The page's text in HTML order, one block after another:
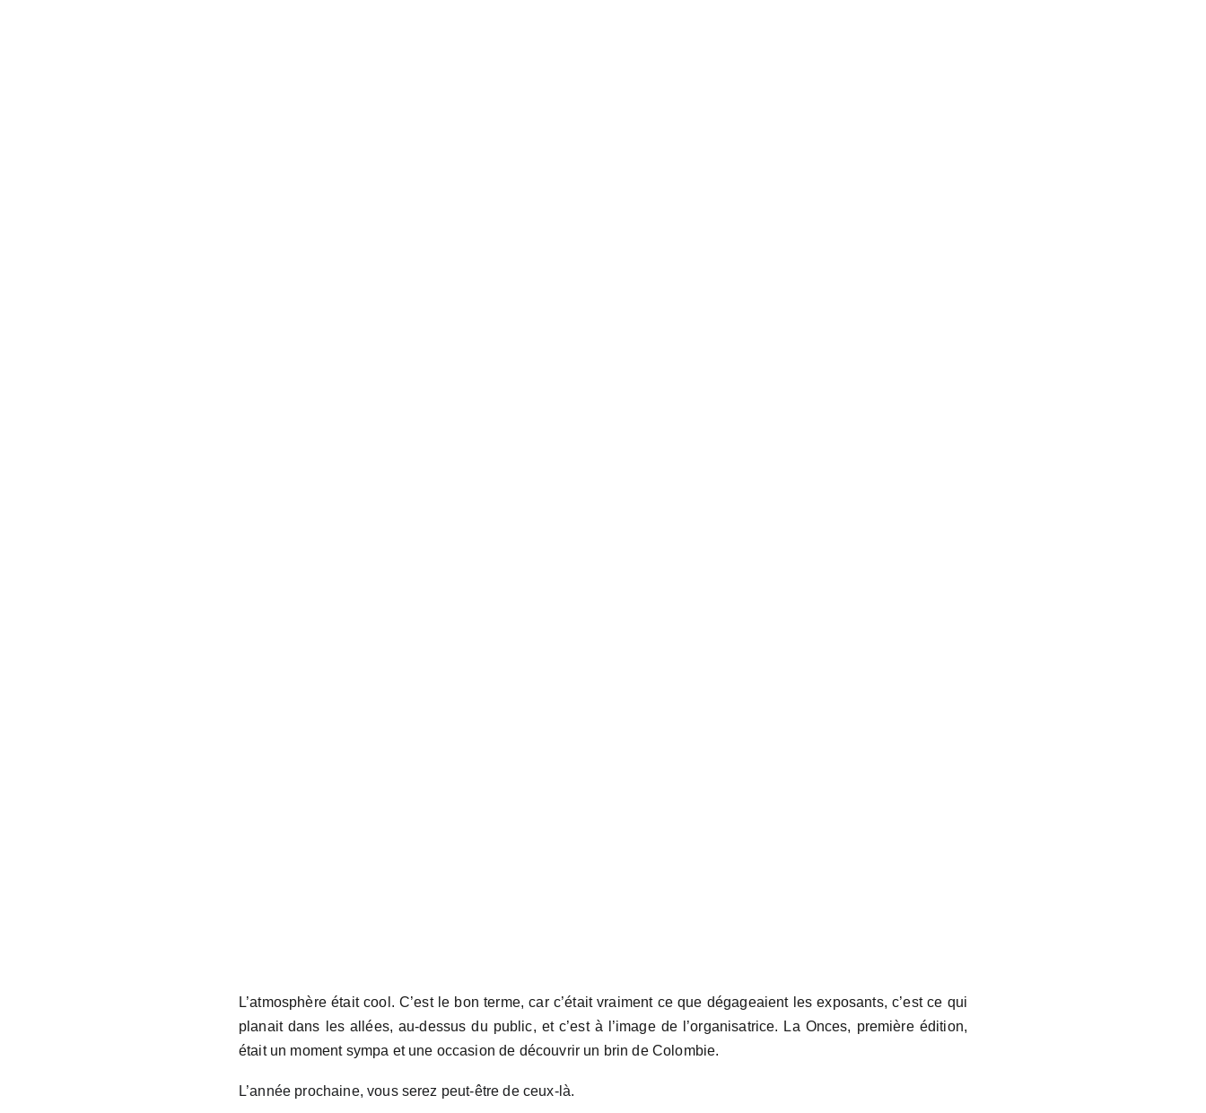
L’atmosphère était cool. C’est le bon terme, car c’était vraiment ce que dégageaient les exposants, c’est ce qui
planait dans les allées, au-dessus du public, et c’est à l’image de l’organisatrice. La Onces, première édition,
était un moment sympa et une occasion de découvrir un brin de Colombie.
L’année prochaine, vous serez peut-être de ceux-là.